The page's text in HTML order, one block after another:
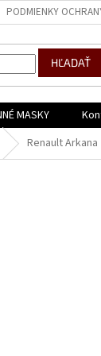
PODMIENKY
HĽADAŤ
MASKY
Renault Arkana